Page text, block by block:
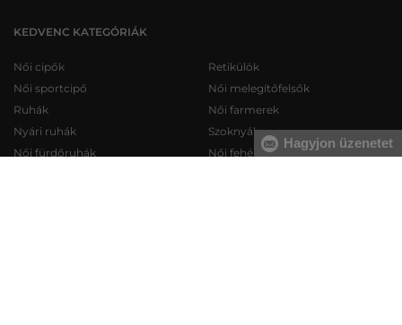
KEDVENC KATEGÓRIÁK
Női cipők
Női sportcipő
Ruhák
Nyári ruhák
Női fürdőruhák
Retikülök
Női melegítőfelsők
Női farmerek
Szoknyák
Női fehérneműk
Hagyjon üzenetet